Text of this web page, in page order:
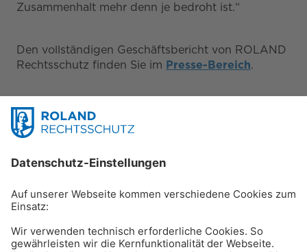
Zusammenhalt mehr denn je bedroht ist.“
Den vollständigen Geschäftsbericht von ROLAND
Rechtsschutz finden Sie im Presse-Bereich.
Produkte